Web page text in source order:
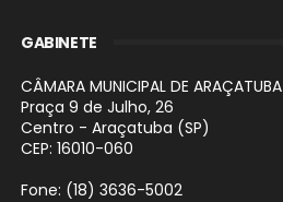
GABINETE
CÂMARA MUNICIPAL DE ARAÇATUBA
Praça 9 de Julho, 26
Centro - Araçatuba (SP)
CEP: 16010-060
Fone: (18) 3636-5002